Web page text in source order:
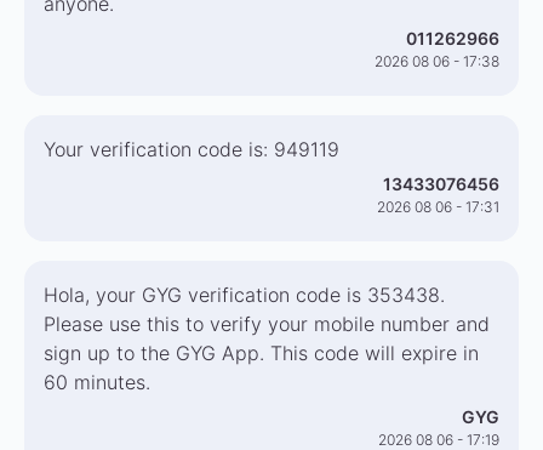
011262966
2026 08 06 - 17:38
Your verification code is: 949119
13433076456
2026 08 06 - 17:31
Hola, your GYG verification code is 353438.
Please use this to verify your mobile number and
sign up to the GYG App. This code will expire in
60 minutes.
GYG
2026 08 06 - 17:19